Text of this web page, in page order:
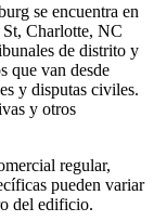
se encuentra en
Charlotte, NC
de distrito y
que van desde
y disputas civiles.
y otros
regular,
pueden variar
del edificio.